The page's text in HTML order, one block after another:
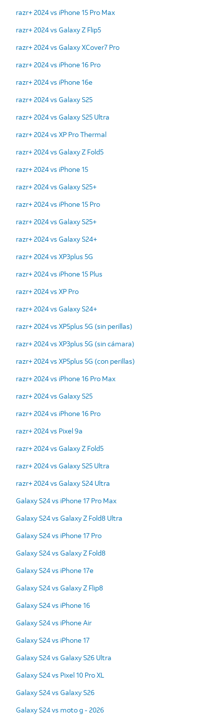
razr+ 2024 vs iPhone 15 Pro Max
razr+ 2024 vs Galaxy Z Flip5
razr+ 2024 vs Galaxy XCover7 Pro
razr+ 2024 vs iPhone 16 Pro
razr+ 2024 vs iPhone 16e
razr+ 2024 vs Galaxy S25
razr+ 2024 vs Galaxy S25 Ultra
razr+ 2024 vs XP Pro Thermal
razr+ 2024 vs Galaxy Z Fold5
razr+ 2024 vs iPhone 15
razr+ 2024 vs Galaxy S25+
razr+ 2024 vs iPhone 15 Pro
razr+ 2024 vs Galaxy S25+
razr+ 2024 vs Galaxy S24+
razr+ 2024 vs XP3plus 5G
razr+ 2024 vs iPhone 15 Plus
razr+ 2024 vs XP Pro
razr+ 2024 vs Galaxy S24+
razr+ 2024 vs XP5plus 5G (sin perillas)
razr+ 2024 vs XP3plus 5G (sin cámara)
razr+ 2024 vs XP5plus 5G (con perillas)
razr+ 2024 vs iPhone 16 Pro Max
razr+ 2024 vs Galaxy S25
razr+ 2024 vs iPhone 16 Pro
razr+ 2024 vs Pixel 9a
razr+ 2024 vs Galaxy Z Fold5
razr+ 2024 vs Galaxy S25 Ultra
razr+ 2024 vs Galaxy S24 Ultra
Galaxy S24 vs iPhone 17 Pro Max
Galaxy S24 vs Galaxy Z Fold8 Ultra
Galaxy S24 vs iPhone 17 Pro
Galaxy S24 vs Galaxy Z Fold8
Galaxy S24 vs iPhone 17e
Galaxy S24 vs Galaxy Z Flip8
Galaxy S24 vs iPhone 16
Galaxy S24 vs iPhone Air
Galaxy S24 vs iPhone 17
Galaxy S24 vs Galaxy S26 Ultra
Galaxy S24 vs Pixel 10 Pro XL
Galaxy S24 vs Galaxy S26
Galaxy S24 vs moto g - 2026